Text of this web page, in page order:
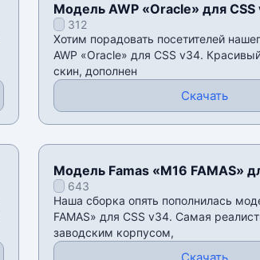
Модель AWP «Oracle» для CSS
312
Хотим порадовать посетителей
AWP «Oracle» для CSS v34.
скин, дополнен
Скачать
Модель Famas «M16 FAMAS»
643
Наша сборка опять пополнилась
FAMAS» для CSS v34. Самая
заводским корпусом,